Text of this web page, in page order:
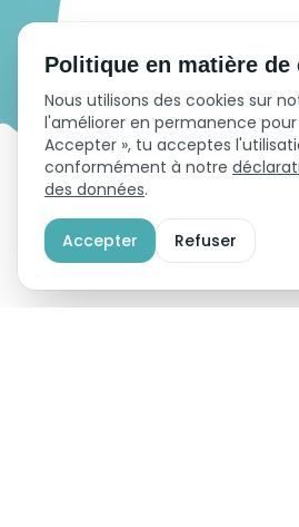
Politique en matière de
Nous utilisons des cookies sur
l'améliorer en permanence pour
Accepter », tu acceptes
conformément à notre
des données.
Accepter Refuser